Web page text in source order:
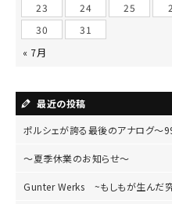
23
24 25
30
31
« 7月
最近の投稿
ポルシェが誇る最後のアナログ～
～夏季休業のお知らせ～
Gunter Werks ~もしもが生んだ究